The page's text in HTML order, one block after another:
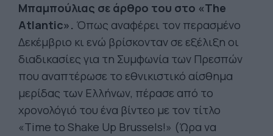
Μπαμπούλιας σε άρθρο του στο «The
Atlantic». Όπως αναφέρει τον περασμένο
Δεκέμβριο κι ενώ βρίσκονταν σε εξέλιξη οι
διαδικασίες για τη Συμφωνία των Πρεσπών
που αναπτέρωσε το εθνικιστικό αίσθημα
μερίδας των Ελλήνων, πέρασε από το
χρονολόγιό του ένα βίντεο με τον τίτλο
«Time to Shake Up Brussels!» (Ώρα να